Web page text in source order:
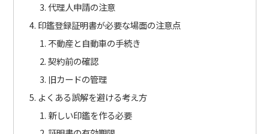
代理人申請の注意
印鑑登録証明書が必要な場面の注意点
不動産と自動車の手続き
契約前の確認
旧カードの管理
よくある誤解を避ける考え方
新しい印鑑を作る必要